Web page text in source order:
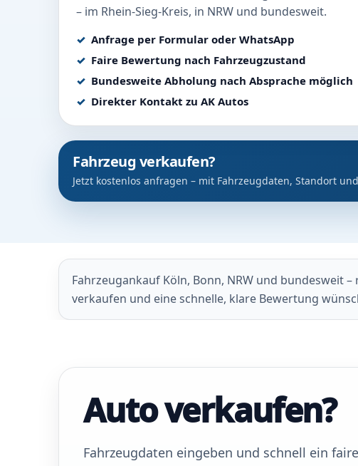
– im Rhein-Sieg-Kreis, in NRW und bundesweit.
Anfrage per Formular oder WhatsApp
Faire Bewertung nach Fahrzeugzustand
Bundesweite Abholung nach Absprache möglich
Direkter Kontakt zu AK Autos
Fahrzeug verkaufen?
Jetzt kostenlos anfragen – mit Fahrzeugdaten, Standort
Fahrzeugankauf Köln, Bonn, NRW und bundesweit
verkaufen und eine schnelle, klare Bewertung
Auto verkaufen?
Fahrzeugdaten eingeben und schnell ein